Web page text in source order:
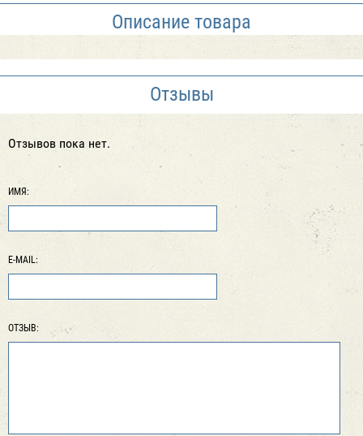
Описание товара
Отзывы
Отзывов пока нет.
ИМЯ:
E-MAIL:
ОТЗЫВ: